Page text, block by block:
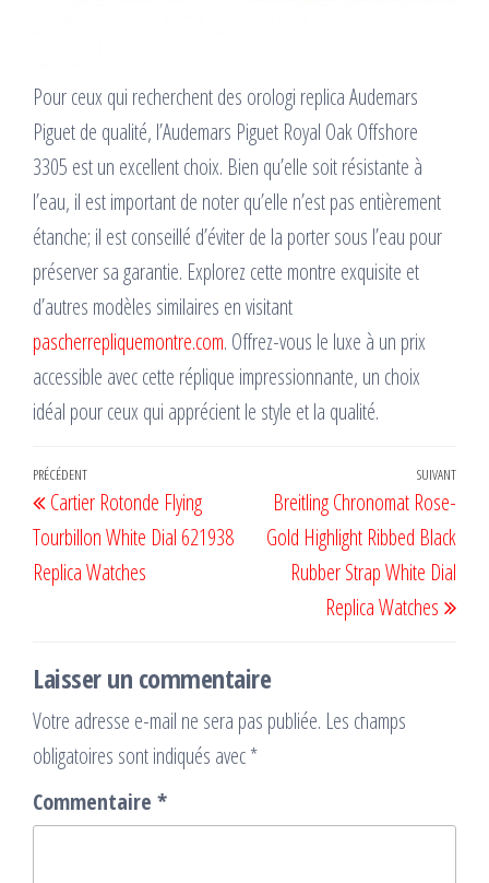
Pour ceux qui recherchent des orologi replica Audemars
Piguet de qualité, l’Audemars Piguet Royal Oak Offshore
3305 est un excellent choix. Bien qu’elle soit résistante à
l’eau, il est important de noter qu’elle n’est pas entièrement
étanche; il est conseillé d’éviter de la porter sous l’eau pour
préserver sa garantie. Explorez cette montre exquisite et
d’autres modèles similaires en visitant
pascherrepliquemontre.com. Offrez-vous le luxe à un prix
accessible avec cette réplique impressionnante, un choix
idéal pour ceux qui apprécient le style et la qualité.
Navigation
de
l’article
Article
précédent
PRÉCÉDENT
Cartier Rotonde Flying
Tourbillon White Dial 621938
Replica Watches
SUIVANT
Breitling Chronomat Rose-
Gold Highlight Ribbed Black
Rubber Strap White Dial
Replica Watches
Laisser un commentaire
Votre adresse e-mail ne sera pas publiée. Les champs
obligatoires sont indiqués avec*
Commentaire *